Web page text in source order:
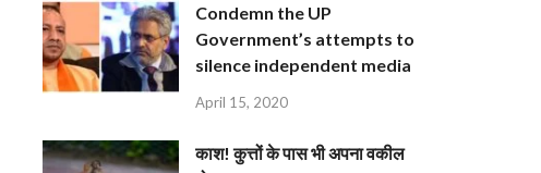
Condemn the UP
Government’s attempts to
silence independent media
April 15, 2020
काश! कुत्तों के पास भी अपना वकील